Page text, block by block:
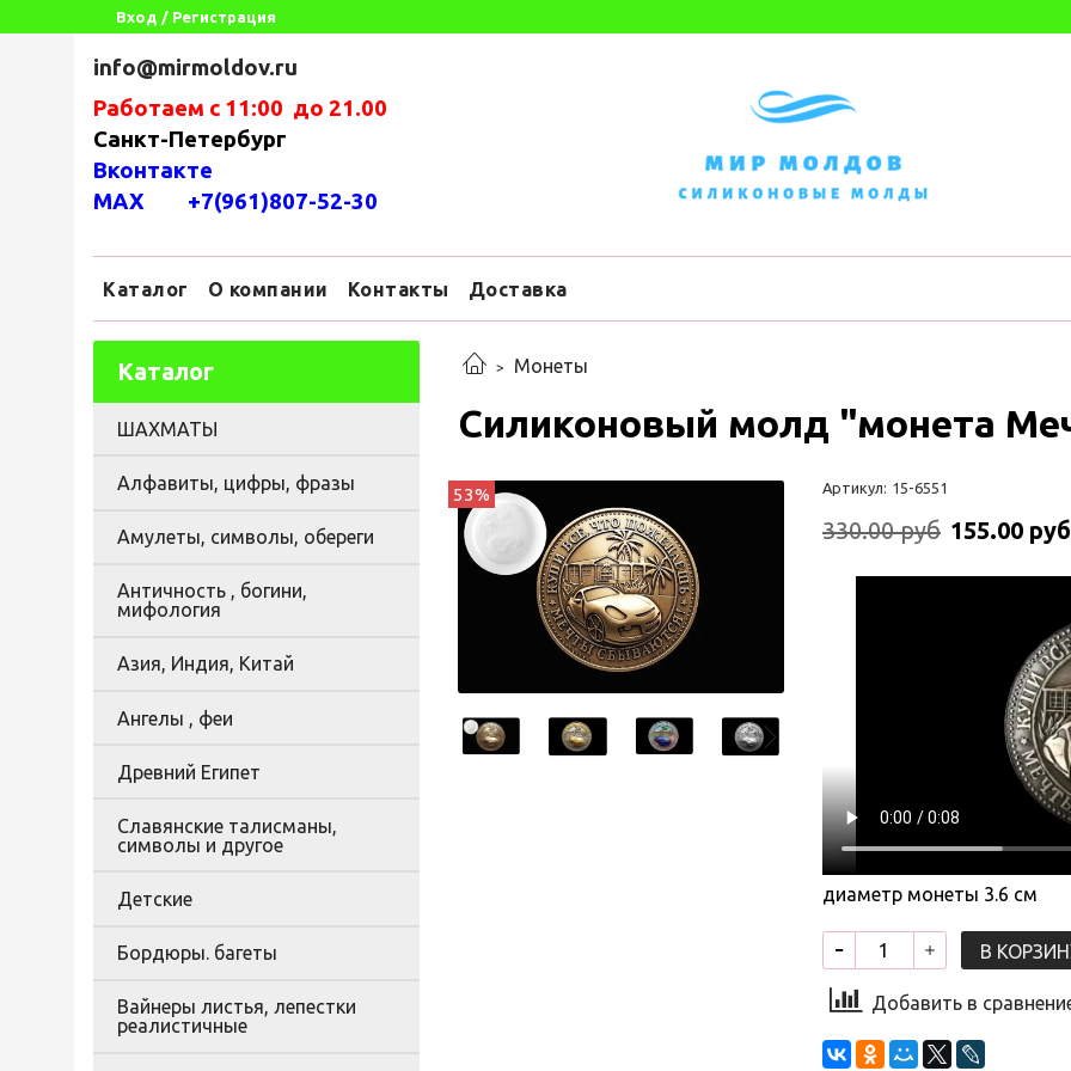
Вход / Регистрация
info@mirmoldov.ru
Работаем с 11:00 до 21.00
Санкт-Петербург
Вконтакте
MAX +7(961)807-52-30
Каталог О компании Контакты Доставка
Монеты
Силиконовый молд "монета
53% Артикул: 15-6551
330.00 руб 155.00 руб
диаметр монеты 3.6 см
В
Добавить в
Каталог
ШАХМАТЫ
Алфавиты, цифры, фразы
Амулеты, символы, обереги
Античность , богини,
мифология
Азия, Индия, Китай
Ангелы , феи
Древний Египет
Славянские талисманы,
символы и другое
Детские
Бордюры. багеты
Вайнеры листья, лепестки
реалистичные